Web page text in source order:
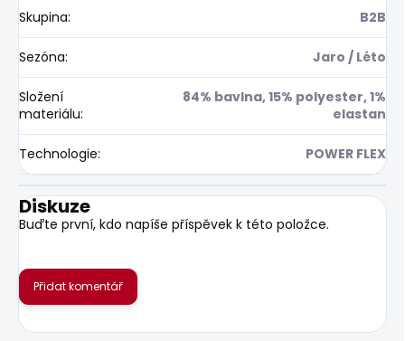
Skupina: B2B
Sezóna: Jaro / Léto
Složení
materiálu:
84% bavlna, 15% polyester, 1%
elastan
Technologie: POWER FLEX
Diskuze
Buďte první, kdo napíše příspěvek k této položce.
Přidat komentář